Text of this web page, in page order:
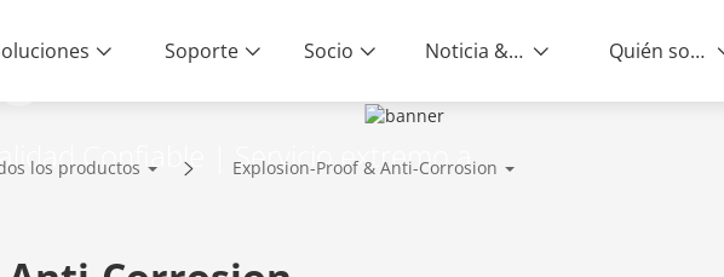
Soporte Socio Noticia & Eventos Quién somos
Confiable | Servicio extremo a
los productos Explosion-Proof & Anti-Corrosion